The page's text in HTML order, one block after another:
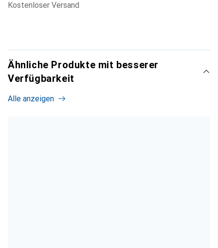
kostenloser Versand
Ähnliche Produkte mit besserer
Verfügbarkeit
Alle anzeigen